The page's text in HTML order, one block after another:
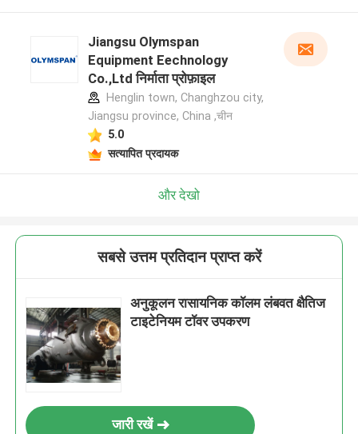
Jiangsu Olymspan
Equipment Eechnology
Co.,Ltd निर्माता प्रोफ़ाइल
Henglin town, Changhzou city,
Jiangsu province, China ,चीन
5.0
सत्यापित प्रदायक
और देखो
सबसे उत्तम प्रतिदान प्राप्त करें
अनुकूलन रासायनिक कॉलम लंबवत क्षैतिज
टाइटेनियम टॉवर उपकरण
जारी रखें